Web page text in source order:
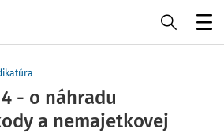
- o náhradu
a nemajetkovej